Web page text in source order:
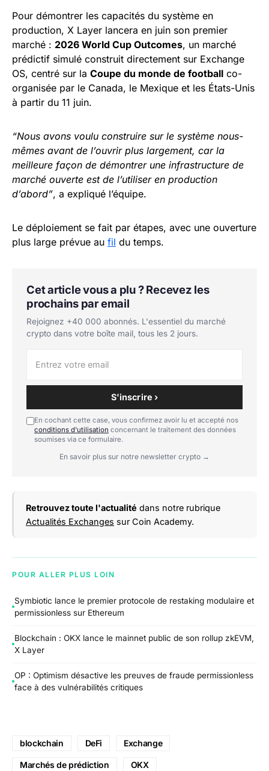
Pour démontrer les capacités du système en
production, X Layer lancera en juin son premier
marché : 2026 World Cup Outcomes, un marché
prédictif simulé construit directement sur Exchange
OS, centré sur la Coupe du monde de football co-
organisée par le Canada, le Mexique et les États-Unis
à partir du 11 juin.
“Nous avons voulu construire sur le système nous-
mêmes avant de l’ouvrir plus largement, car la
meilleure façon de démontrer une infrastructure de
marché ouverte est de l’utiliser en production
d’abord”, a expliqué l’équipe.
Le déploiement se fait par étapes, avec une ouverture
plus large prévue au fil du temps.
Cet article vous a plu ? Recevez les
prochains par email
Rejoignez +40 000 abonnés. L'essentiel du marché
crypto dans votre boîte mail, tous les 2 jours.
S'inscrire ›
En cochant cette case, vous confirmez avoir lu et accepté nos
conditions d'utilisation concernant le traitement des données
soumises via ce formulaire.
En savoir plus sur notre newsletter crypto →
Retrouvez toute l'actualité dans notre rubrique
Actualités Exchanges sur Coin Academy.
POUR ALLER PLUS LOIN
Symbiotic lance le premier protocole de restaking modulaire et
permissionless sur Ethereum
Blockchain : OKX lance le mainnet public de son rollup zkEVM,
X Layer
OP : Optimism désactive les preuves de fraude permissionless
face à des vulnérabilités critiques
blockchain DeFi Exchange
Marchés de prédiction OKX